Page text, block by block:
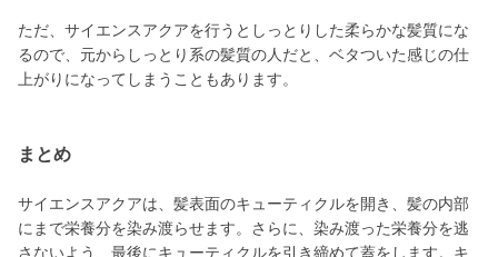
ただ、サイエンスアクアを行うとしっとりした柔らかな髪質にな
るので、元からしっとり系の髪質の人だと、ベタついた感じの仕
上がりになってしまうこともあります。
まとめ
サイエンスアクアは、髪表面のキューティクルを開き、髪の内部
にまで栄養分を染み渡らせます。さらに、染み渡った栄養分を逃
さないよう、最後にキューティクルを引き締めて蓋をします。キ